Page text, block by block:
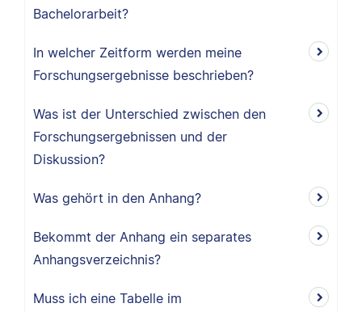
Bachelorarbeit?
In welcher Zeitform werden meine
Forschungsergebnisse beschrieben?
Was ist der Unterschied zwischen den
Forschungsergebnissen und der
Diskussion?
Was gehört in den Anhang?
Bekommt der Anhang ein separates
Anhangsverzeichnis?
Muss ich eine Tabelle im